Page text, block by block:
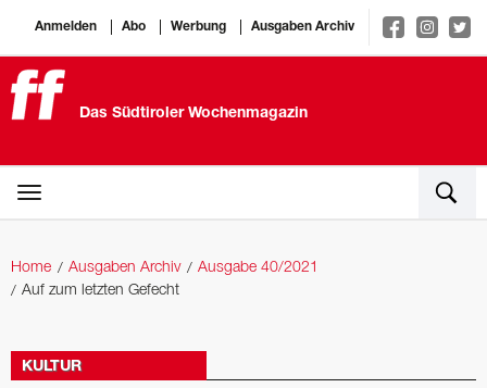
Anmelden Abo Werbung Ausgaben Archiv
Das Südtiroler Wochenmagazin
Home Ausgaben Archiv
Ausgabe 40/2021
Auf zum letzten Gefecht
KULTUR